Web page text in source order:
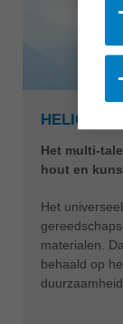
HELICUT-
Het multi-
hout en
Het
materialen.
behaald op
duurzaamheid.